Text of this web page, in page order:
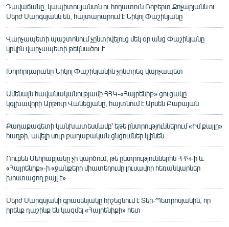
Դավաճանը, կապիտուլյանտն ու հողատուն Ռոբերտ Քոչարյանն ու
Սերժ Սարգսյանն են, հայտարարում է Նիկոլ Փաշինյանը
Վարչապետի պաշտոնում չընտրվելուց մեկ օր անց Փաշինյանը
կրկին վարչապետի թեկնածու է
Խորհրդարանը Նիկոլ Փաշինյանին չընտրեց վարչապետ
Ամենայն հավանականությամբ ՀՀԿ-«Հայրենիք» ցուցակը
կգլխավորի Արթուր Վանեցյանը, հայտնում է Արսեն Բաբայան
Քաղաքագետի կանխատեսմամբ՝ եթե ընտրություններում «Իմ քայլը»
հաղթի, ավելի սուր քաղաքական ցնցումներ կլինեն
Ռուբեն Մեհրաբյանը չի կարծում, թե ընտրություններին ՀՀԿ-ի և
«Հայրենիք»-ի «ջանքերի միատեղումը լուսավոր հեռանկարներ
խոստացող քայլ է»
Սերժ Սարգսյանի գրասենյակը հիշեցնում է Տեր-Պետրոսյանին, որ
իրենք դաշինք են կազմել «Հայրենիքի» հետ